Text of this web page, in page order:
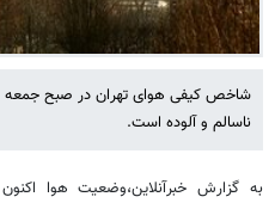
ناسالم و آلوده است.
به گزارش خبرآنلاین،وضعیت هوا